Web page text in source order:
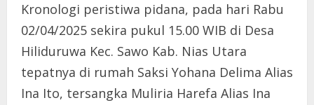
Kronologi peristiwa pidana, pada hari Rabu
02/04/2025 sekira pukul 15.00 WIB di Desa
Hiliduruwa Kec. Sawo Kab. Nias Utara
tepatnya di rumah Saksi Yohana Delima Alias
Ina Ito, tersangka Muliria Harefa Alias Ina